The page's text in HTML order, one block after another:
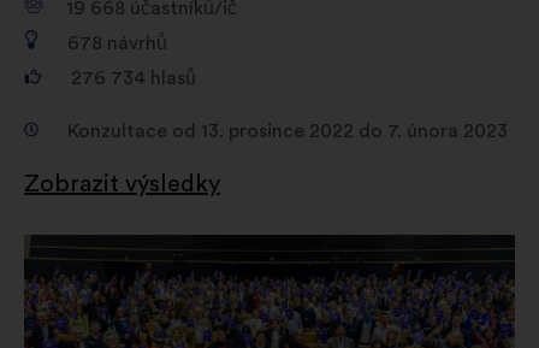
19 668 účastníků/ič
678 návrhů
276 734 hlasů
Konzultace od 13. prosince 2022 do 7. února 2023
Zobrazit výsledky
Otevřít
na
nové
kartě